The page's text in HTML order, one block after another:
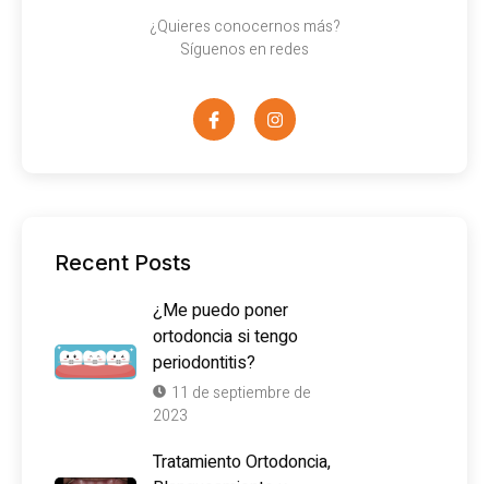
¿Quieres conocernos más?
Síguenos en redes
Recent Posts
¿Me puedo poner
ortodoncia si tengo
periodontitis?
11 de septiembre de
2023
Tratamiento Ortodoncia,